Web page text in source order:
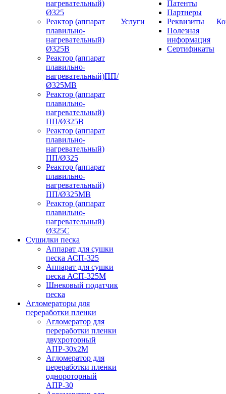
нагревательный)
Ø325
Реактор (аппарат
плавильно-
нагревательный)
Ø325В
Реактор (аппарат
плавильно-
нагревательный)ПП/
Ø325МВ
Реактор (аппарат
плавильно-
нагревательный)
ПП/Ø325В
Реактор (аппарат
плавильно-
нагревательный)
ПП/Ø325
Реактор (аппарат
плавильно-
нагревательный)
ПП/Ø325МВ
Реактор (аппарат
плавильно-
нагревательный)
Ø325С
Сушилки песка
Аппарат для сушки
песка АСП-325
Аппарат для сушки
песка АСП-325М
Шнековый податчик
песка
Агломераторы для
переработки пленки
Агломератор для
переработки пленки
двухроторный
АПР-30х2М
Агломератор для
переработки пленки
однороторный
АПР-30
Услуги
Патенты
Партнеры
Реквизиты
Полезная
информация
Сертификаты